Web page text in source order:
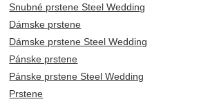
Snubné prstene Steel Wedding
Dámske prstene
Dámske prstene Steel Wedding
Pánske prstene
Pánske prstene Steel Wedding
Prstene